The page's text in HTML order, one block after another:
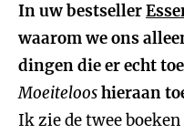
In uw bestseller
waarom we ons
dingen die er echt
Moeitelooshieraan
Ik zie de twee